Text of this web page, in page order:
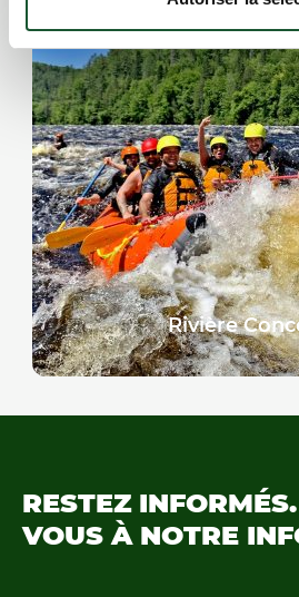
Rivière
RESTEZ INFORMÉS.
VOUS À NOTRE